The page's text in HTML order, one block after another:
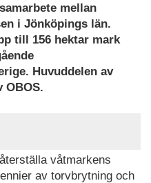
mellan
i Jönköpings län.
till 156 hektar mark
Huvuddelen av
OBOS.
våtmarkens
av torvbrytning och